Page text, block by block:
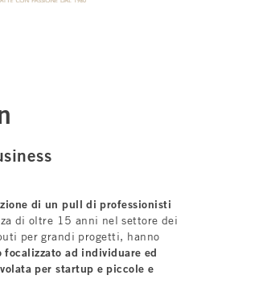
di un pull di professionisti
di oltre 15 anni nel settore dei
per grandi progetti, hanno
ad individuare ed
per startup e piccole e